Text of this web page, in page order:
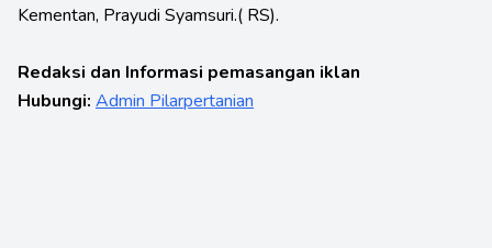
Kementan, Prayudi Syamsuri.( RS).
Redaksi dan Informasi pemasangan iklan
Hubungi: Admin Pilarpertanian